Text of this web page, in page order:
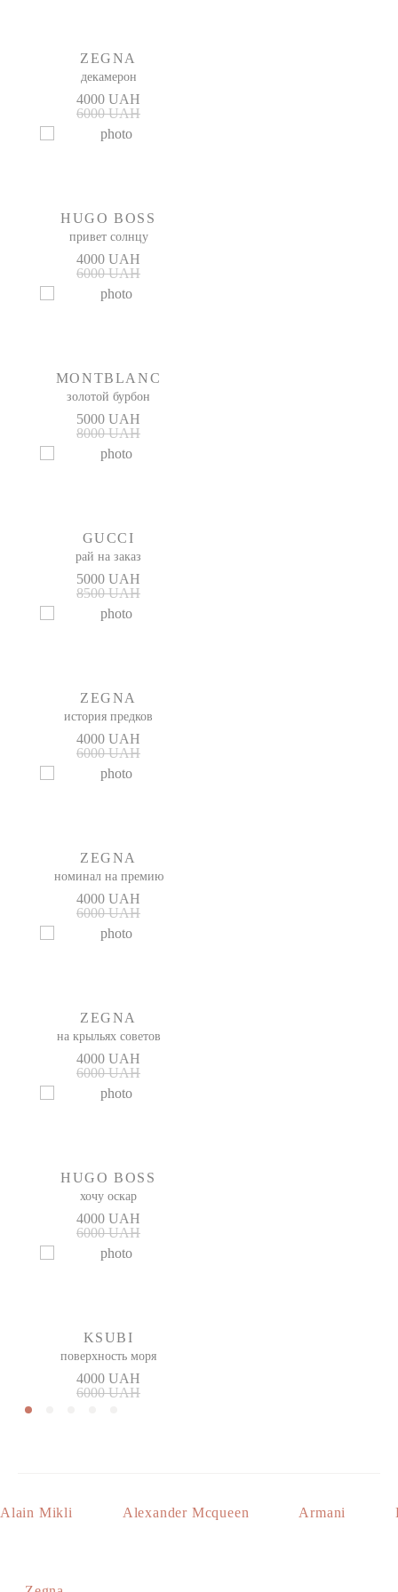
ZEGNA
декамерон
4000 UAH
6000 UAH
HUGO BOSS
привет солнцу
4000 UAH
6000 UAH
MONTBLANC
золотой бурбон
5000 UAH
8000 UAH
GUCCI
рай на заказ
5000 UAH
8500 UAH
ZEGNA
история предков
4000 UAH
6000 UAH
ZEGNA
номинал на премию
4000 UAH
6000 UAH
ZEGNA
на крыльях советов
4000 UAH
6000 UAH
HUGO BOSS
хочу оскар
4000 UAH
6000 UAH
KSUBI
поверхность моря
4000 UAH
6000 UAH
Alain Mikli Alexander Mcqueen Armani